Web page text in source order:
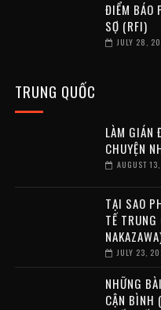
ĐIỂM BÁO
SỢ (RFI)
JULY 28,
TRUNG QUỐC
LÀM GIÁN
CHUYỆN
AUGUST
TẠI SAO
TẾ
JULY 23,
NHỮNG
CẬN BÌNH